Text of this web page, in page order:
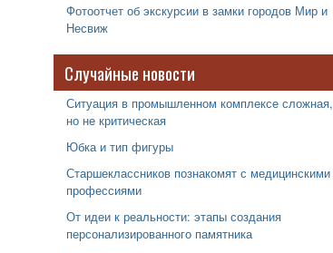
Фотоотчет об экскурсии в замки городов Мир и
Несвиж
Случайные новости
Ситуация в промышленном комплексе сложная,
но не критическая
Юбка и тип фигуры
Старшеклассников познакомят с медицинскими
профессиями
От идеи к реальности: этапы создания
персонализированного памятника